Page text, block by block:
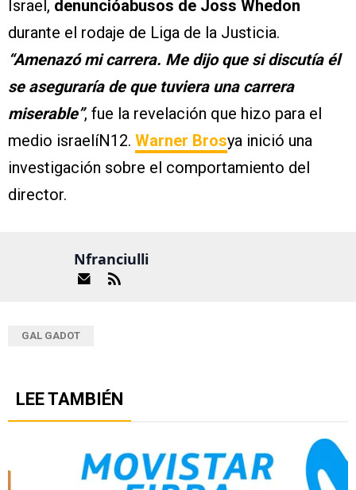
Israel, denuncióabusos de Joss Whedon
durante el rodaje de Liga de la Justicia.
“Amenazó mi carrera. Me dijo que si discutía él
se aseguraría de que tuviera una carrera
miserable”, fue la revelación que hizo para el
medio israelíN12. Warner Brosya inició una
investigación sobre el comportamiento del
director.
Nfranciulli
GAL GADOT
LEE TAMBIÉN